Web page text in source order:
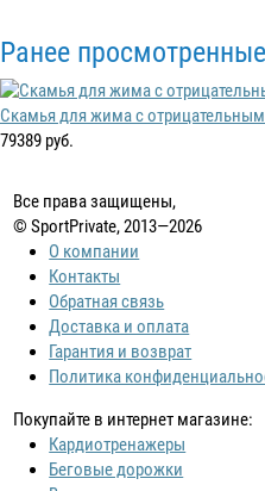
Ранее
Скамья для жима с
79389 руб.
Все права защищены,
© SportPrivate, 2013—2026
О компании
Контакты
Обратная связь
Доставка и оплата
Гарантия и возврат
Политика
Покупайте в интернет магазине:
Кардиотренажеры
Беговые дорожки